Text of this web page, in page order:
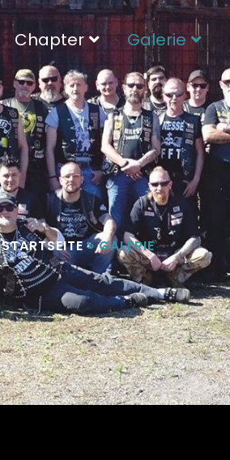
Chapter Galerie
STARTSEITE»GALERIE